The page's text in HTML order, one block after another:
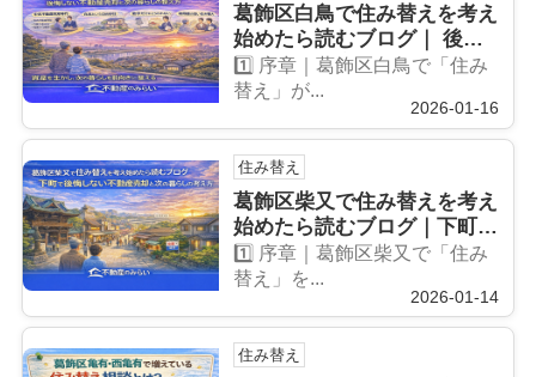
葛飾区白鳥で住み替えを考え
始めたら読むブログ｜ 後悔
しない不動産売却と次の暮ら
しの整え方
1️⃣ 序章｜葛飾区白鳥で「住み
替え」が...
2026-01-16
住み替え
葛飾区柴又で住み替えを考え
始めたら読むブログ｜下町で
後悔しない不動産売却と次の
暮らしの考え方
1️⃣ 序章｜葛飾区柴又で「住み
替え」を...
2026-01-14
住み替え